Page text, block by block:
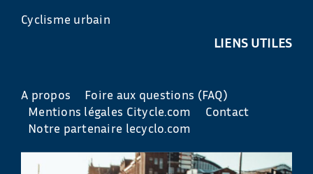
Cyclisme urbain
LIENS UTILES
A propos
Foire aux questions (FAQ)
Mentions légales Citycle.com
Contact
Notre partenaire lecyclo.com